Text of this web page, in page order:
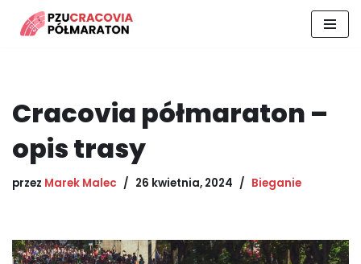
Cracovia półmaraton –
opis trasy
przez Marek Malec 26 kwietnia, 2024 Bieganie